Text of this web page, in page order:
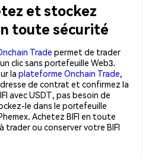
et stockez
toute sécurité
Trade permet de trader
clic sans portefeuille Web3.
la plateforme Onchain Trade,
de contrat et confirmez la
avec USDT, pas besoin de
le dans le portefeuille
Achetez BIFI en toute
trader ou conserver votre BIFI